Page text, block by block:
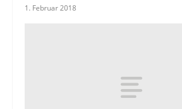
1. Februar 2018